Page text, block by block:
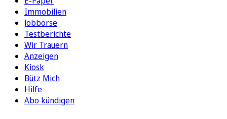
Immobilien
Jobbörse
Testberichte
Wir Trauern
Anzeigen
Kiosk
Bütz Mich
Hilfe
Abo kündigen